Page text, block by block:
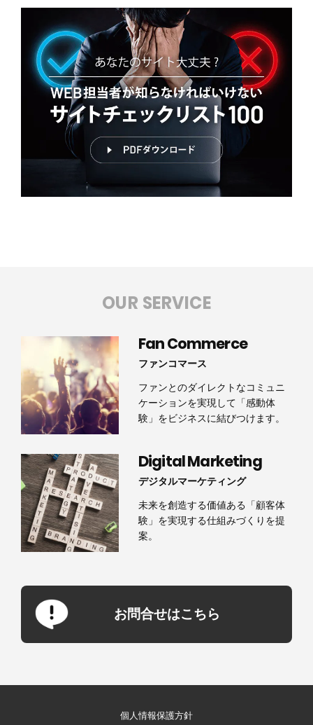
OUR SERVICE
Fan Commerce
ファンコマース
ファンとのダイレクトなコミュニ
ケーションを実現して「感動体
験」をビジネスに結びつけます。
Digital Marketing
デジタルマーケティング
未来を創造する価値ある「顧客体
験」を実現する仕組みづくりを提
案。
お問合せはこちら
個人情報保護方針